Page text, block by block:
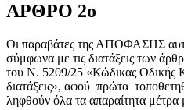
ΑΡΘΡΟ 2ο
Οι παραβάτες της ΑΠΟΦΑΣΗΣ
σύμφωνα με τις διατάξεις των
του Ν. 5209/25 «Κώδικας Οδικής
διατάξεις», αφού πρώτα
ληφθούν όλα τα απαραίτητα